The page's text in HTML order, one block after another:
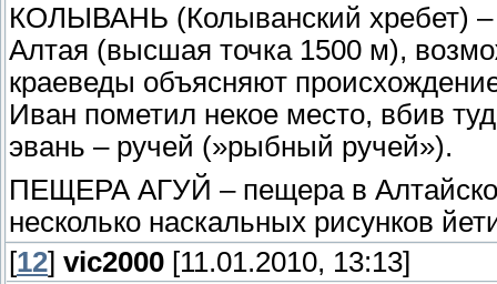
КОЛЫВАНЬ (Колыванский хребет) –
Алтая (высшая точка 1500 м),
краеведы объясняют
Иван пометил некое место, вбив
эвань – ручей (»рыбный ручей»).
ПЕЩЕРА АГУЙ – пещера в
несколько наскальных рисунков
[12] vic2000 [11.01.2010, 13:13]